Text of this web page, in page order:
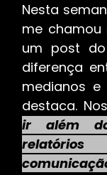
Nesta
me chamou
um post
diferença
medianos
destaca.
ir além